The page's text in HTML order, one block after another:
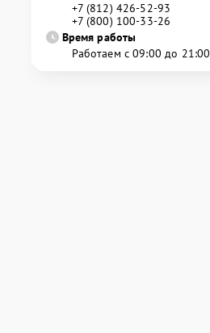
+7 (812) 426-52-93
+7 (800) 100-33-26
Время работы
Работаем с 09:00 до 21:00